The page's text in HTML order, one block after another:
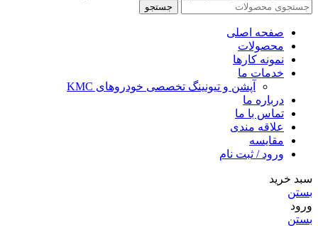
جستجو
صفحه اصلی
محصولات
نمونه کارها
خدمات ما
آپشن و تیونینگ تخصصی خودروهای KMC
درباره ما
تماس با ما
علاقه مندی
مقايسه
ورود / ثبت نام
سبد خرید
بستن
ورود
بستن